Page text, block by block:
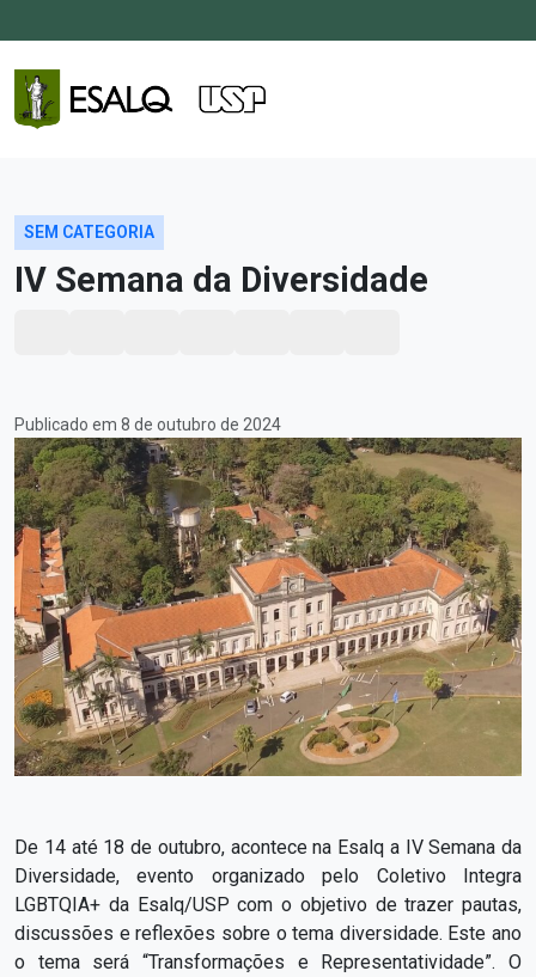
SEM CATEGORIA
IV Semana da Diversidade
Publicado em 8 de outubro de 2024
De 14 até 18 de outubro, acontece na Esalq a IV Semana da
Diversidade, evento organizado pelo Coletivo Integra
LGBTQIA+ da Esalq/USP com o objetivo de trazer pautas,
discussões e reflexões sobre o tema diversidade. Este ano
o tema será “Transformações e Representatividade”. O